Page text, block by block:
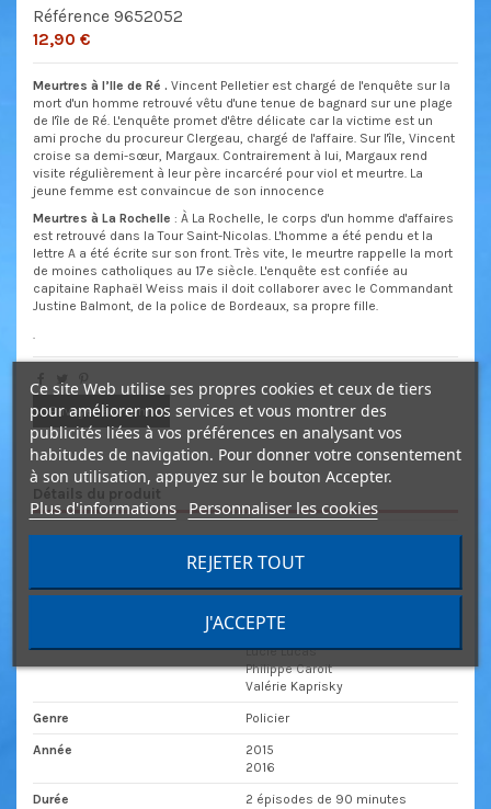
Référence 9652052
12,90 €
Meurtres à l’Ile de Ré . Vincent Pelletier est chargé de l'enquête sur la
mort d'un homme retrouvé vêtu d'une tenue de bagnard sur une plage
de l'île de Ré. L'enquête promet d'être délicate car la victime est un
ami proche du procureur Clergeau, chargé de l'affaire. Sur l'île, Vincent
croise sa demi-sœur, Margaux. Contrairement à lui, Margaux rend
visite régulièrement à leur père incarcéré pour viol et meurtre. La
jeune femme est convaincue de son innocence
Meurtres à La Rochelle : À La Rochelle, le corps d'un homme d'affaires
est retrouvé dans la Tour Saint-Nicolas. L'homme a été pendu et la
lettre A a été écrite sur son front. Très vite, le meurtre rappelle la mort
de moines catholiques au 17e siècle. L'enquête est confiée au
capitaine Raphaël Weiss mais il doit collaborer avec le Commandant
Justine Balmont, de la police de Bordeaux, sa propre fille.
Envoyer à un ami
Détails du produit
Jules Maillard
Bruno Salomone
Dounia Coesens
Lucie Lucas
Philippe Caroit
Valérie Kaprisky
Genre Policier
Année
2015
2016
Durée 2 épisodes de 90 minutes
Ce site Web utilise ses propres cookies et ceux de tiers
pour améliorer nos services et vous montrer des
publicités liées à vos préférences en analysant vos
habitudes de navigation. Pour donner votre consentement
à son utilisation, appuyez sur le bouton Accepter.
Plus d'informations Personnaliser les cookies
REJETER TOUT
J'ACCEPTE